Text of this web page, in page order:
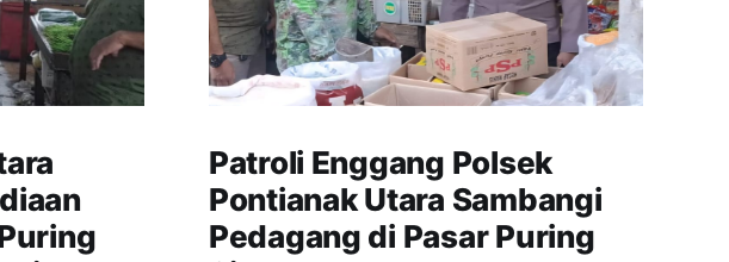
Patroli Enggang Polsek
Pontianak Utara Sambangi
Pedagang di Pasar Puring